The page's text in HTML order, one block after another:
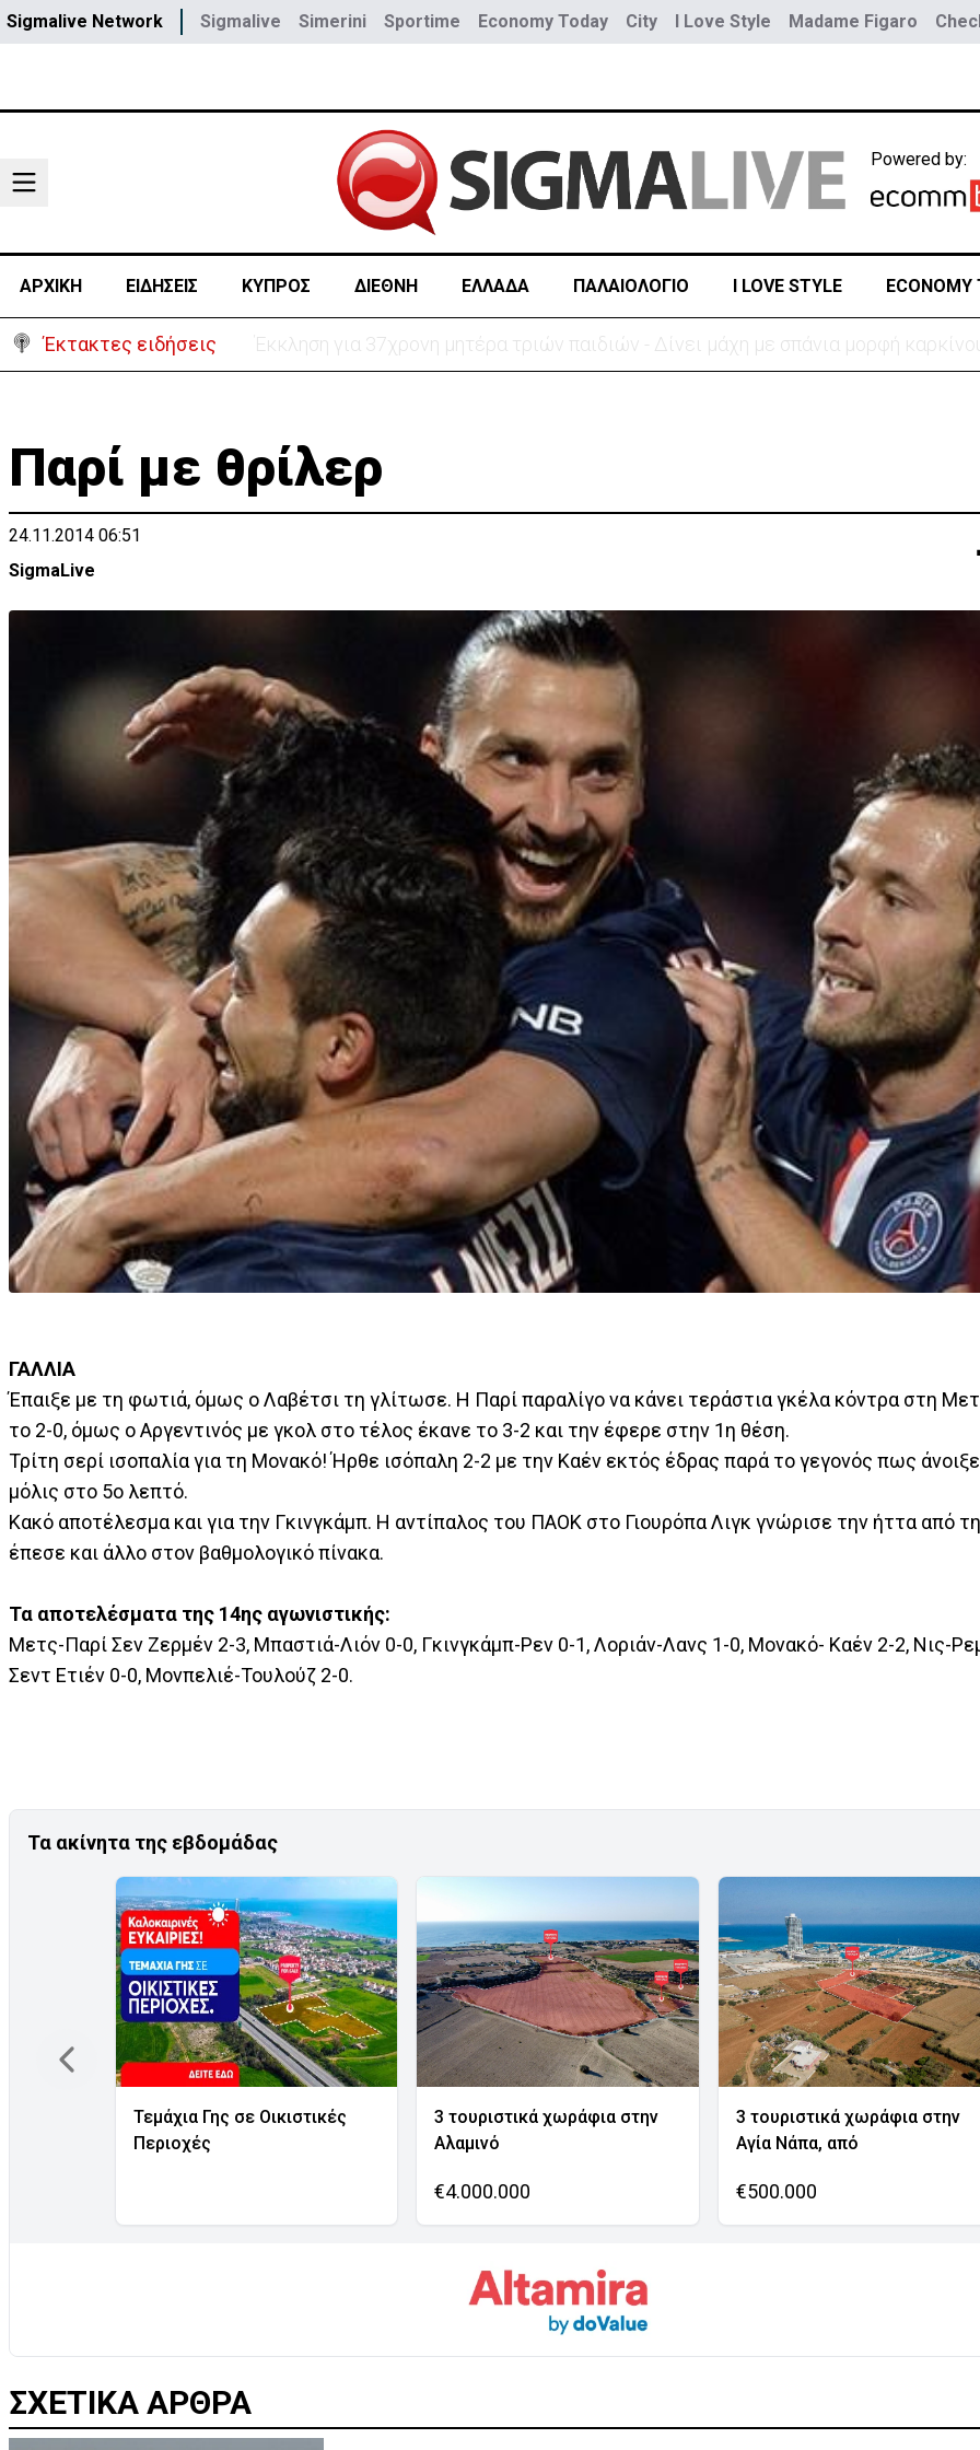
Sigmalive Network Sigmalive Simerini Sportime Economy Today City I Love Style Madame Figaro
Powered by:
ΑΡΧΙΚΗ ΕΙΔΗΣΕΙΣ ΚΥΠΡΟΣ ΔΙΕΘΝΗ ΕΛΛΑΔΑ ΠΑΛΑΙΟΛΟΓΙΟ I LOVE STYLE ECONOMY
Έκτακτες ειδήσεις Γερμανία: Συγκρούστηκαν δύο τραμ - Τουλάχιστον 25 τραυματίες, οι 7 σοβαρά
Παρί με θρίλερ
24.11.2014 06:51
SigmaLive
ΓΑΛΛΙΑ
Έπαιξε με τη φωτιά, όμως ο Λαβέτσι τη γλίτωσε. Η Παρί παραλίγο να κάνει τεράστια γκέλα κόντρα στη
το 2-0, όμως ο Αργεντινός με γκολ στο τέλος έκανε το 3-2 και την έφερε στην 1η θέση.
Τρίτη σερί ισοπαλία για τη Μονακό! Ήρθε ισόπαλη 2-2 με την Καέν εκτός έδρας παρά το γεγονός πως
μόλις στο 5ο λεπτό.
Κακό αποτέλεσμα και για την Γκινγκάμπ. Η αντίπαλος του ΠΑΟΚ στο Γιουρόπα Λιγκ γνώρισε την ήττα από
έπεσε και άλλο στον βαθμολογικό πίνακα.
Τα αποτελέσματα της 14ης αγωνιστικής:
Μετς-Παρί Σεν Ζερμέν 2-3, Μπαστιά-Λιόν 0-0, Γκινγκάμπ-Ρεν 0-1, Λοριάν-Λανς 1-0, Μονακό- Καέν 2-2, Νις-
Σεντ Ετιέν 0-0, Μονπελιέ-Τουλούζ 2-0.
Τα ακίνητα της εβδομάδας
Τεμάχια Γης σε Οικιστικές
Περιοχές
3 τουριστικά χωράφια στην
Αλαμινό
€4.000.000
3 τουριστικά χωράφια στην
Αγία Νάπα, από
€500.000
ΣΧΕΤΙΚΑ ΑΡΘΡΑ